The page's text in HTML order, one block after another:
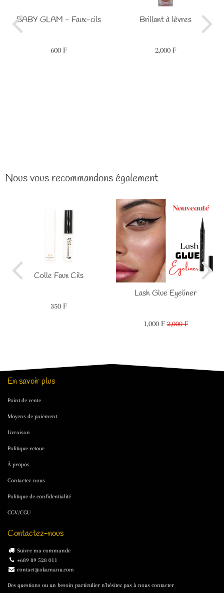
BABY GLAM - Faux-cils
Prix
600 F600
Brillant à lèvres
Prix
2,000 F2,000
Nous vous recommandons également
Colle Faux Cils
Prix
350 F350
Lash Glue Eyeliner
Prix
1,000 F 1,000
Prix
2,000 F2,000
En savoir plus
Point de vente
Moyens de paiement
Livraison
Politique retour
À propos
Contactez-nous
Politique de confidentialité
CGV/CGU
Contactez-nous
Suivre ma commande
+689 89 528 011
contact@okamanu.com
Des questions ou un besoin particulier n'hésitez pas à nous contacter